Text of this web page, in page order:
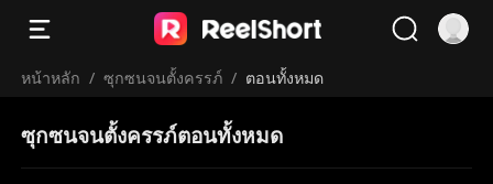
หน้าหลัก / ซุกซนจนตั้งครรภ์ / ตอนทั้งหมด
ซุกซนจนตั้งครรภ์ตอนทั้งหมด